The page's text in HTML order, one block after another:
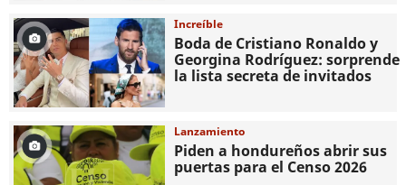
Increíble
Boda de Cristiano Ronaldo y
Georgina Rodríguez: sorprende
la lista secreta de invitados
Lanzamiento
Piden a hondureños abrir sus
puertas para el Censo 2026